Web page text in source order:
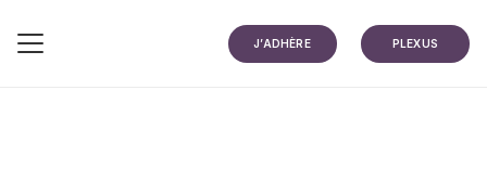
J’ADHÈRE PLEXUS